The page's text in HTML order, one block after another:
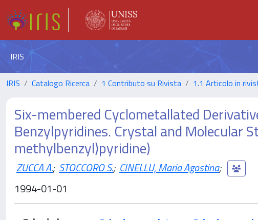
IRIS
IRIS Catalogo Ricerca 1 Contributo su Rivista 1.1 Articolo in
Six-membered Cyclometallated
Benzylpyridines. Crystal and Molecular
methylbenzyl)pyridine)
ZUCCA A.; STOCCORO S.; CINELLU, Maria Agostina;
1994-01-01